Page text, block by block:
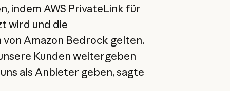
indem AWS PrivateLink für
wird und die
Amazon Bedrock gelten.
Kunden weitergeben
als Anbieter geben, sagte